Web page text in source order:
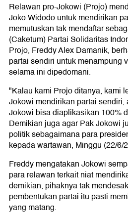
Relawan pro-Jokowi (Projo)
Joko Widodo untuk mendirikan
memutuskan tak mendaftar
(Caketum) Partai Solidaritas
Projo, Freddy Alex Damanik,
partai sendiri untuk menampung
selama ini dipedomani.
"Kalau kami Projo ditanya, kami
Jokowi mendirikan partai
Jokowi bisa diaplikasikan 100%
Demikian juga agar Pak Jokowi
politik sebagaimana para
kepada wartawan, Minggu (22/6/
Freddy mengatakan Jokowi
para relawan terkait niat
demikian, pihaknya tak
pembentukan partai itu pasti
yang matang.